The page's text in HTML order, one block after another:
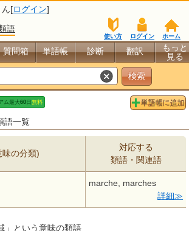
ん[ログイン]
語
ホーム
ログイン
使い方
質問箱 単語帳 診断 翻訳
もっと
見る
語一覧
の分類)
対応する
類語・関連語
marche, marches
詳細
」という意味の類語